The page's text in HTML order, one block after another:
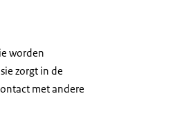
worden
zorgt in de
met andere